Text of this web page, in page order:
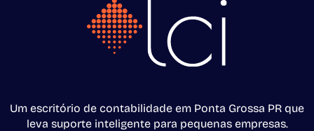
Um escritório de contabilidade em Ponta Grossa PR que
leva suporte inteligente para pequenas empresas.